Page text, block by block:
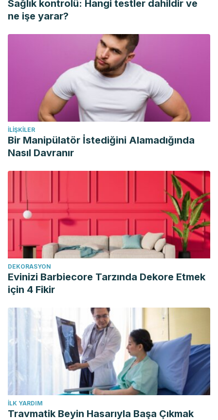
clasificacin-y-nomenclatura-las-alteraciones-menstruales/
Natural Medicines. Journal of the Medical Library
Association : JMLA (2016). Yacobucci, K. L.
https://doi.org/10.3163/1536-5050.104.4.029
Thakre, S. B., Thakre, S. S., Reddy, M., Rathi, N., Pathak, K.,
& Ughade, S. (2011). Menstrual hygiene: Knowledge and
practice among adolescent school girls of Saoner, Nagpur
District. Journal of Clinical and Diagnostic Research.
https://doi.org/10.1080/07399332.2018.1444041
Mansour, R. (2017). Menstruation. In Mastering Single Best
Answer Questions for the Part 2 MRCOG Examination: An
Sağlık kontrolü: Hangi testler dahildir ve
ne işe yarar?
İLIŞKILER
Bir Manipülatör İstediğini Alamadığında
Nasıl Davranır
DEKORASYON
Evinizi Barbiecore Tarzında Dekore Etmek
için 4 Fikir
İLK YARDIM
Travmatik Beyin Hasarıyla Başa Çıkmak